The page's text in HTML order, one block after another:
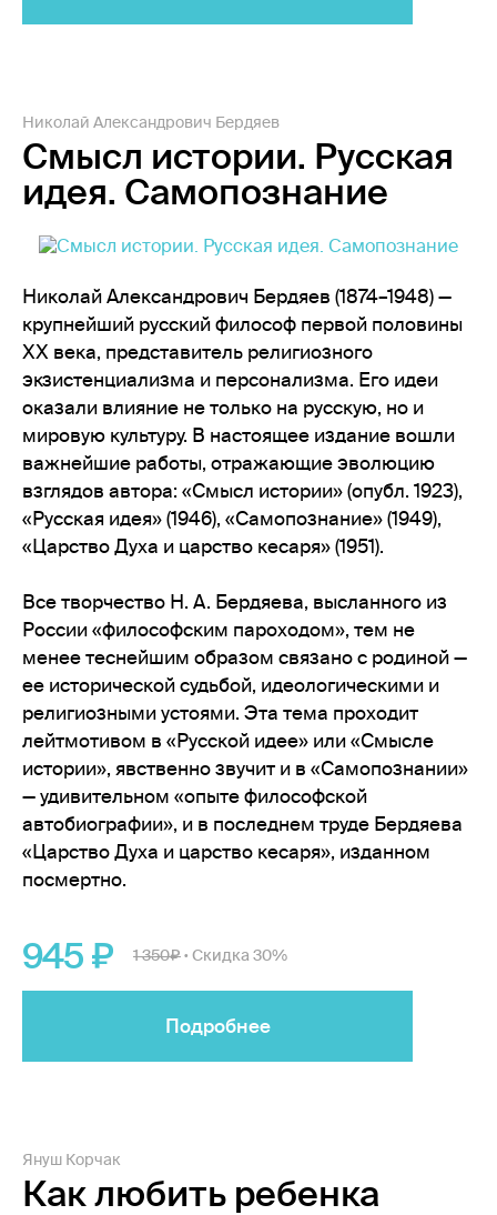
Николай Александрович Бердяев
Смысл истории. Русская
идея. Самопознание
Николай Александрович Бердяев (1874–1948) —
крупнейший русский философ первой половины
ХХ века, представитель религиозного
экзистенциализма и персонализма. Его идеи
оказали влияние не только на русскую, но и
мировую культуру. В настоящее издание вошли
важнейшие работы, отражающие эволюцию
взглядов автора: «Смысл истории» (опубл. 1923),
«Русская идея» (1946), «Самопознание» (1949),
«Царство Духа и царство кесаря» (1951).
Все творчество Н. А. Бердяева, высланного из
России «философским пароходом», тем не
менее теснейшим образом связано с родиной —
ее исторической судьбой, идеологическими и
религиозными устоями. Эта тема проходит
лейтмотивом в «Русской идее» или «Смысле
истории», явственно звучит и в «Самопознании»
— удивительном «опыте философской
автобиографии», и в последнем труде Бердяева
«Царство Духа и царство кесаря», изданном
посмертно.
945 1 350 • Скидка 30%
Подробнее
Януш Корчак
Как любить ребенка